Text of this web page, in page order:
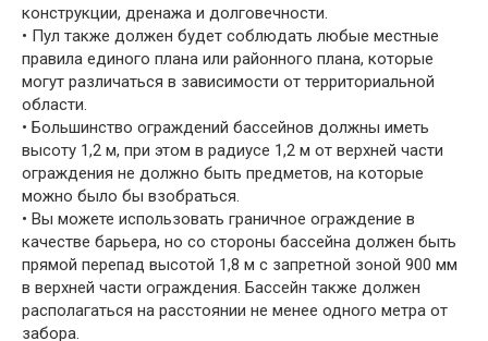
конструкции, дренажа и долговечности.
• Пул также должен будет соблюдать любые местные
правила единого плана или районного плана, которые
могут различаться в зависимости от территориальной
области.
• Большинство ограждений бассейнов должны иметь
высоту 1,2 м, при этом в радиусе 1,2 м от верхней части
ограждения не должно быть предметов, на которые
можно было бы взобраться.
• Вы можете использовать граничное ограждение в
качестве барьера, но со стороны бассейна должен быть
прямой перепад высотой 1,8 м с запретной зоной 900 мм
в верхней части ограждения. Бассейн также должен
располагаться на расстоянии не менее одного метра от
забора.